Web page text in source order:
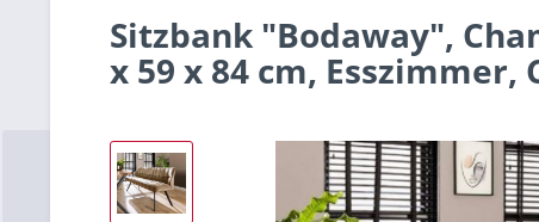
Sitzbank "Bodaway",
x 59 x 84 cm, Esszimmer,